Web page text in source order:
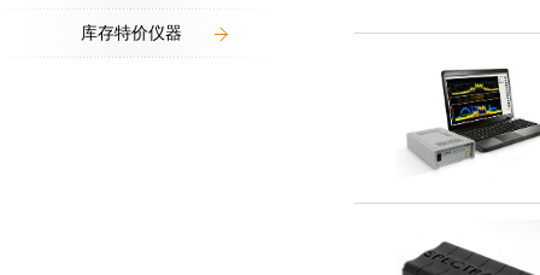
库存特价仪器